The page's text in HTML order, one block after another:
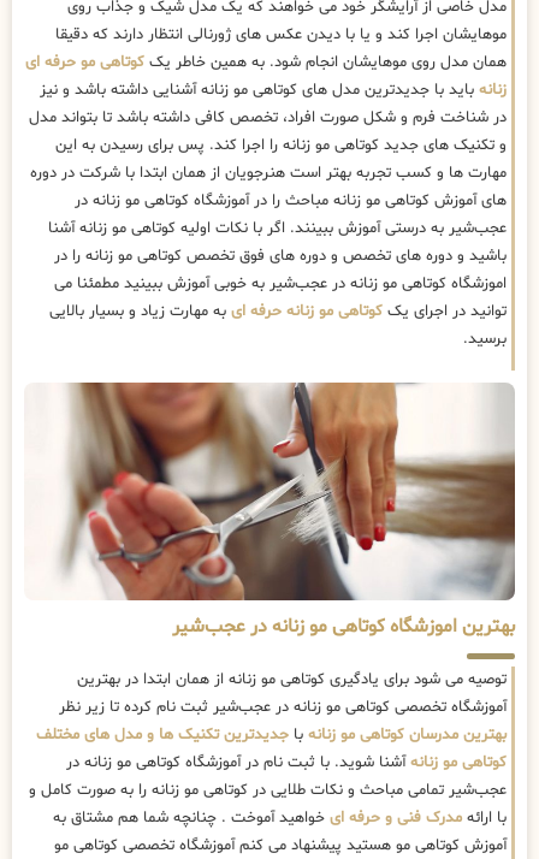
مدل خاصی از آرایشگر خود می خواهند که یک مدل شیک و جذاب روی
موهایشان اجرا کند و یا با دیدن عکس های ژورنالی انتظار دارند که دقیقا
همان مدل روی موهایشان انجام شود. به همین خاطر یک کوتاهی مو حرفه ای
زنانه باید با جدیدترین مدل های کوتاهی مو زنانه آشنایی داشته باشد و نیز
در شناخت فرم و شکل صورت افراد، تخصص کافی داشته باشد تا بتواند مدل
و تکنیک های جدید کوتاهی مو زنانه را اجرا کند. پس برای رسیدن به این
مهارت ها و کسب تجربه بهتر است هنرجویان از همان ابتدا با شرکت در دوره
های آموزش کوتاهی مو زنانه مباحث را در آموزشگاه کوتاهی مو زنانه در
عجب‌شیر به درستی آموزش ببینند. اگر با نکات اولیه کوتاهی مو زنانه آشنا
باشید و دوره های تخصص و دوره های فوق تخصص کوتاهی مو زنانه را در
اموزشگاه کوتاهی مو زنانه در عجب‌شیر به خوبی آموزش ببینید مطمئنا می
توانید در اجرای یک کوتاهی مو زنانه حرفه ای به مهارت زیاد و بسیار بالایی
برسید.
بهترین اموزشگاه کوتاهی مو زنانه در عجب‌شیر
توصیه می شود برای یادگیری کوتاهی مو زنانه از همان ابتدا در بهترین
آموزشگاه تخصصی کوتاهی مو زنانه در عجب‌شیر ثبت نام کرده تا زیر نظر
بهترین مدرسان کوتاهی مو زنانه با جدیدترین تکنیک ها و مدل های مختلف
کوتاهی مو زنانهآشنا شوید. با ثبت نام در آموزشگاه کوتاهی مو زنانه در
عجب‌شیر تمامی مباحث و نکات طلایی در کوتاهی مو زنانه را به صورت کامل و
با ارائه مدرک فنی و حرفه ای خواهید آموخت . چنانچه شما هم مشتاق به
آموزش کوتاهی مو هستید پیشنهاد می کنم آموزشگاه تخصصی کوتاهی مو